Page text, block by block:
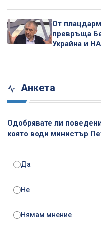
От
превръща
Украйна и
Анкета
Одобрявате ли
която води министър
Да
Не
Нямам мнение